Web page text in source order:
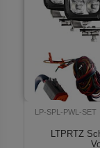
LP-SPL-PWL-SET
LTPRTZ